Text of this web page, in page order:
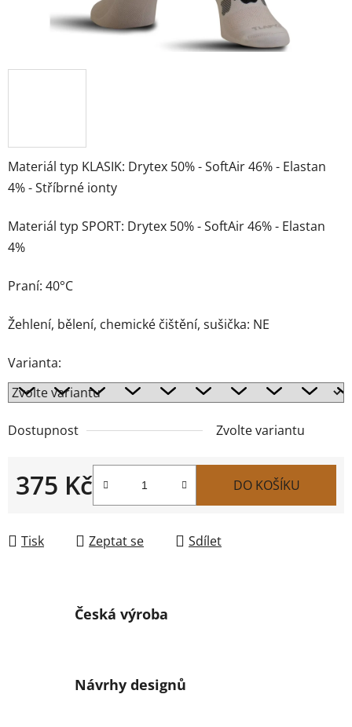
Materiál typ KLASIK: Drytex 50% - SoftAir 46% - Elastan
4% - Stříbrné ionty
Materiál typ SPORT: Drytex 50% - SoftAir 46% - Elastan
4%
Praní: 40°C
Žehlení, bělení, chemické čištění, sušička: NE
Varianta:
Dostupnost Zvolte variantu
375 Kč DO KOŠÍKU
Tisk Zeptat se Sdílet
Česká výroba
Návrhy designů